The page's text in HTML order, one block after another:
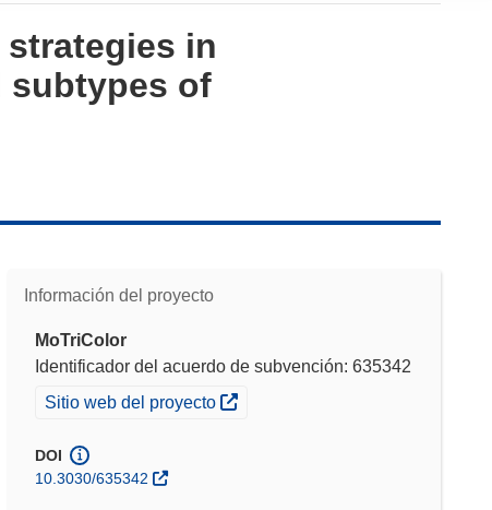
in
subtypes of
Información del proyecto
MoTriColor
Identificador del acuerdo de subvención: 635342
(se abrirá en una nueva ventana)
Sitio web del proyecto
DOI
10.3030/635342